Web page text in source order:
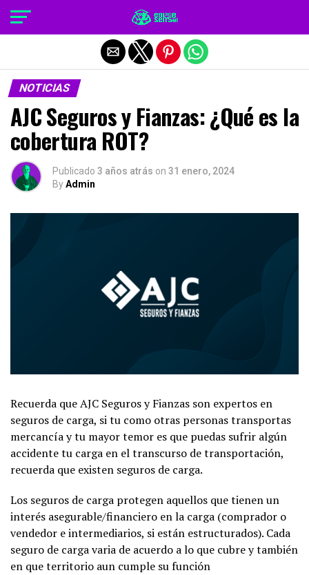
NOTICIAS
AJC Seguros y Fianzas: ¿Qué es la
cobertura ROT?
Publicado 3 años atrás on 31 enero, 2024
ByAdmin
Recuerda que AJC Seguros y Fianzas son expertos en
seguros de carga, si tu como otras personas transportas
mercancía y tu mayor temor es que puedas sufrir algún
accidente tu carga en el transcurso de transportación,
recuerda que existen seguros de carga.
Los seguros de carga protegen aquellos que tienen un
interés asegurable/financiero en la carga (comprador o
vendedor e intermediarios, si están estructurados). Cada
seguro de carga varia de acuerdo a lo que cubre y también
en que territorio aun cumple su función
Salir de la versión móvil